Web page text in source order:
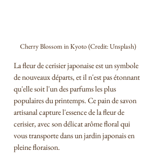
Cherry Blossom in Kyoto (Credit: Unsplash)
La fleur de cerisier japonaise est un symbole
de nouveaux départs, et il n'est pas étonnant
qu'elle soit l'un des parfums les plus
populaires du printemps. Ce pain de savon
artisanal capture l'essence de la fleur de
cerisier, avec son délicat arôme floral qui
vous transporte dans un jardin japonais en
pleine floraison.